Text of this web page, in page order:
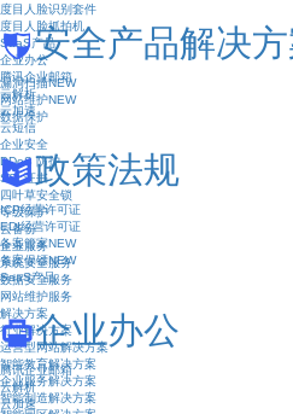
安全产品解决
漏洞扫描NEW
网站维护NEW
数据保护
政策法规
ICP经营许可证
EDI经营许可证
备案管家NEW
备案保镖NEW
SaaS产品
企业办公
腾讯企业邮箱
云解析
云加速
度目人脸识别套件
度目人脸抓拍机
SaaS产品
企业办公
腾讯企业邮箱
云解析
云加速
云短信
企业安全
DDoS 防护
SSL证书
四叶草安全锁
等级保护
云备份
企业服务
系统安全服务
数据安全服务
网站维护服务
解决方案
行业解决方案
运营型网站解决方案
智能教育解决方案
企业服务解决方案
智能制造解决方案